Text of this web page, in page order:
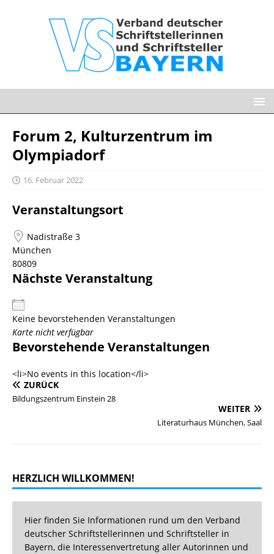
Forum 2, Kulturzentrum im
Olympiadorf
16. Februar 2022
Veranstaltungsort
Nadistraße 3
München
80809
Nächste Veranstaltung
Keine bevorstehenden Veranstaltungen
Karte nicht verfügbar
Bevorstehende Veranstaltungen
<li>No events in this location</li>
ZURÜCK
Bildungszentrum Einstein 28
WEITER
Literaturhaus München, Saal
HERZLICH WILLKOMMEN!
Hier finden Sie Informationen rund um den Verband
deutscher Schriftstellerinnen und Schriftsteller in
Bayern, die Interessenvertretung aller Autorinnen und